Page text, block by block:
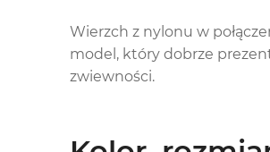
Wierzch z nylonu w
model, który dobrze
zwiewności.